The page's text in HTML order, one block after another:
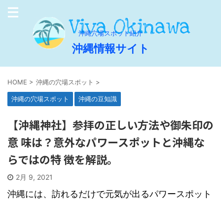
沖縄穴場スポット紹介
沖縄情報サイト
HOME > 沖縄の穴場スポット >
沖縄の穴場スポット 沖縄の豆知識
【沖縄神社】参拝の正しい方法や御朱印の
意 味は？意外なパワースポットと沖縄な
らではの特 徴を解説。
2月 9, 2021
沖縄には、訪れるだけで元気が出るパワースポット